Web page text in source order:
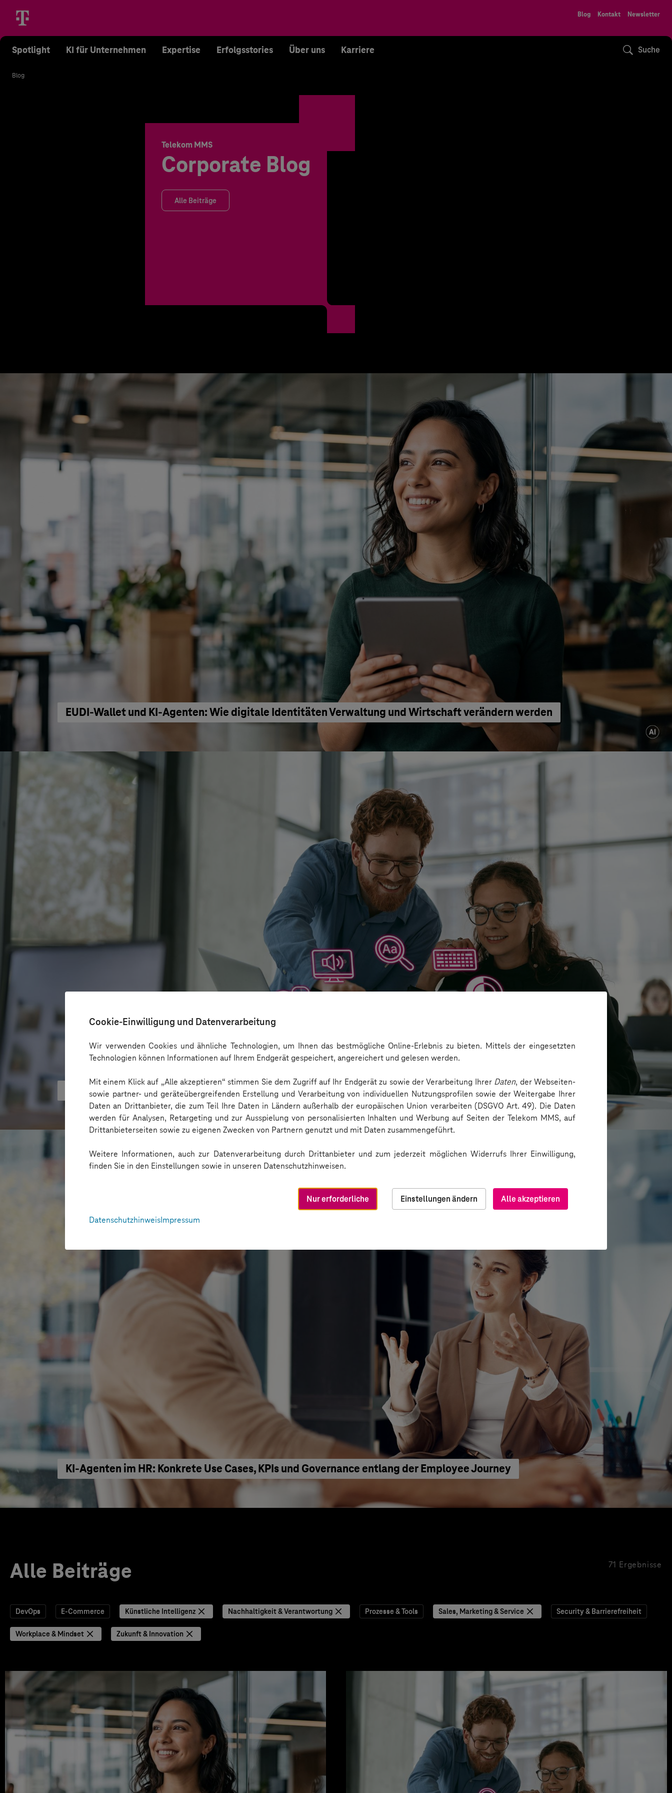
Cookie-Einwilligung und Datenverarbeitung
Wir verwenden Cookies und ähnliche Technologien, um Ihnen das bestmögliche Online-Erlebnis zu bieten. Mittels der eingesetzten
Technologien können Informationen auf Ihrem Endgerät gespeichert, angereichert und gelesen werden.
Mit einem Klick auf „Alle akzeptieren“ stimmen Sie dem Zugriff auf Ihr Endgerät zu sowie der Verarbeitung Ihrer Daten, der Webseiten-
sowie partner- und geräteübergreifenden Erstellung und Verarbeitung von individuellen Nutzungsprofilen sowie der Weitergabe Ihrer
Daten an Drittanbieter, die zum Teil Ihre Daten in Ländern außerhalb der europäischen Union verarbeiten (DSGVO Art. 49). Die Daten
werden für Analysen, Retargeting und zur Ausspielung von personalisierten Inhalten und Werbung auf Seiten der Telekom MMS, auf
Drittanbieterseiten sowie zu eigenen Zwecken von Partnern genutzt und mit Daten zusammengeführt.
Weitere Informationen, auch zur Datenverarbeitung durch Drittanbieter und zum jederzeit möglichen Widerrufs Ihrer Einwilligung,
finden Sie in den Einstellungen sowie in unseren Datenschutzhinweisen.
Alle akzeptieren
Nur erforderliche
Einstellungen ändern
DatenschutzhinweisImpressum
Blog Kontakt Newsletter
Spotlight KI für Unternehmen Expertise Erfolgsstories Über uns Karriere Suche
Blog
Telekom MMS
Corporate Blog
Alle Beiträge
EUDI-Wallet und KI-Agenten: Wie digitale Identitäten Verwaltung und Wirtschaft verändern werden
KI kann Barrieren überbrücken - aber nicht Barrierefreiheit ersetzen
KI‑Agenten im HR: Konkrete Use Cases, KPIs und Governance entlang der Employee Journey
Alle Beiträge 71 Ergebnisse
DevOps E-Commerce Künstliche Intelligenz Nachhaltigkeit & Verantwortung Prozesse & Tools Sales, Marketing & Service Security & Barrierefreiheit
Workplace & Mindset Zukunft & Innovation